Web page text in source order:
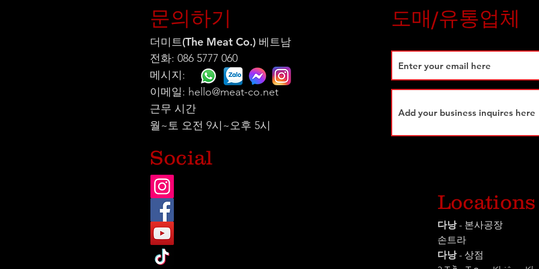
문의하기
더미트(The Meat Co.) 베트남
전화: 086 5777 060
메시지:
이메일: hello@meat-co.net
근무 시간
월~토 오전 9시~오후 5시
Social
도매/유통업체
Locations
다낭 - 본사공장
손트라
다낭 - 상점